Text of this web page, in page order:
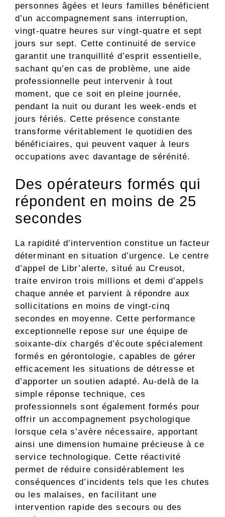
personnes âgées et leurs familles bénéficient
d’un accompagnement sans interruption,
vingt-quatre heures sur vingt-quatre et sept
jours sur sept. Cette continuité de service
garantit une tranquillité d’esprit essentielle,
sachant qu’en cas de problème, une aide
professionnelle peut intervenir à tout
moment, que ce soit en pleine journée,
pendant la nuit ou durant les week-ends et
jours fériés. Cette présence constante
transforme véritablement le quotidien des
bénéficiaires, qui peuvent vaquer à leurs
occupations avec davantage de sérénité.
Des opérateurs formés qui
répondent en moins de 25
secondes
La rapidité d’intervention constitue un facteur
déterminant en situation d’urgence. Le centre
d’appel de Libr’alerte, situé au Creusot,
traite environ trois millions et demi d’appels
chaque année et parvient à répondre aux
sollicitations en moins de vingt-cinq
secondes en moyenne. Cette performance
exceptionnelle repose sur une équipe de
soixante-dix chargés d’écoute spécialement
formés en gérontologie, capables de gérer
efficacement les situations de détresse et
d’apporter un soutien adapté. Au-delà de la
simple réponse technique, ces
professionnels sont également formés pour
offrir un accompagnement psychologique
lorsque cela s’avère nécessaire, apportant
ainsi une dimension humaine précieuse à ce
service technologique. Cette réactivité
permet de réduire considérablement les
conséquences d’incidents tels que les chutes
ou les malaises, en facilitant une
intervention rapide des secours ou des